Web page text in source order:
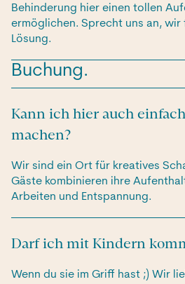
Behinderung hier einen tollen
ermöglichen. Sprecht uns an,
Lösung.
Buchung.
Kann ich hier auch
machen?
Wir sind ein Ort für kreatives
Gäste kombinieren ihre
Arbeiten und Entspannung.
Darf ich mit Kindern
Wenn du sie im Griff hast ;) Wir